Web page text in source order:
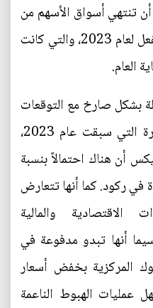
تنتهي أسواق الأسهم من
تجاوز المستويات المرتفعة بالفعل لعام 2023، والتي كانت
العام.
بشكل صارخ مع التوقعات
القاتمة التي هيمنت على الفترة التي سبقت عام 2023،
أن هناك احتمالاً بنسبة
في ركود. كما أنها تتعارض
والمالية
أنها تبدو مدفوعة في
المركزية بخفض أسعار
عمليات الهبوط الناعمة